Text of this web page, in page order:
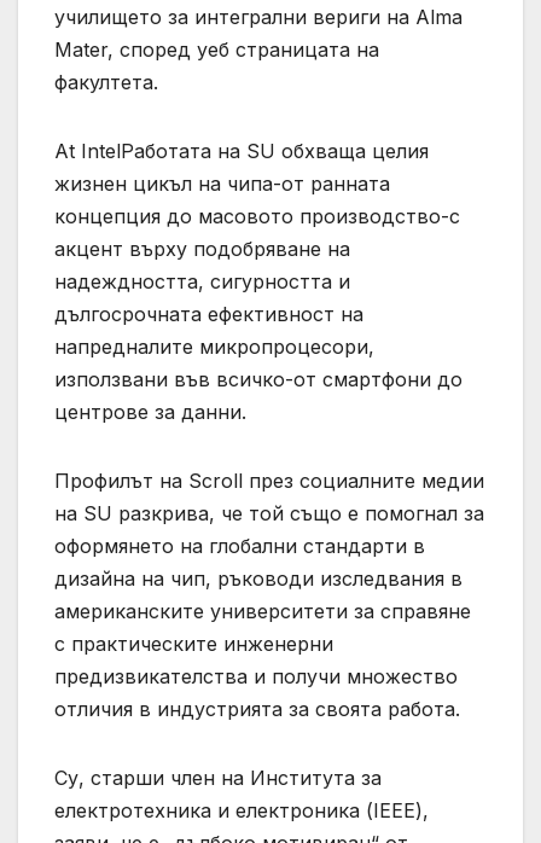
училището за интегрални вериги на Alma
Mater, според уеб страницата на
факултета.
At IntelРаботата на SU обхваща целия
жизнен цикъл на чипа-от ранната
концепция до масовото производство-с
акцент върху подобряване на
надеждността, сигурността и
дългосрочната ефективност на
напредналите микропроцесори,
използвани във всичко-от смартфони до
центрове за данни.
Профилът на Scroll през социалните медии
на SU разкрива, че той също е помогнал за
оформянето на глобални стандарти в
дизайна на чип, ръководи изследвания в
американските университети за справяне
с практическите инженерни
предизвикателства и получи множество
отличия в индустрията за своята работа.
Су, старши член на Института за
електротехника и електроника (IEEE),